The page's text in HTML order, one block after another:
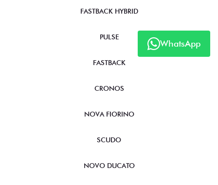
WhatsApp
FASTBACK HYBRID
PULSE
FASTBACK
CRONOS
NOVA FIORINO
SCUDO
NOVO DUCATO